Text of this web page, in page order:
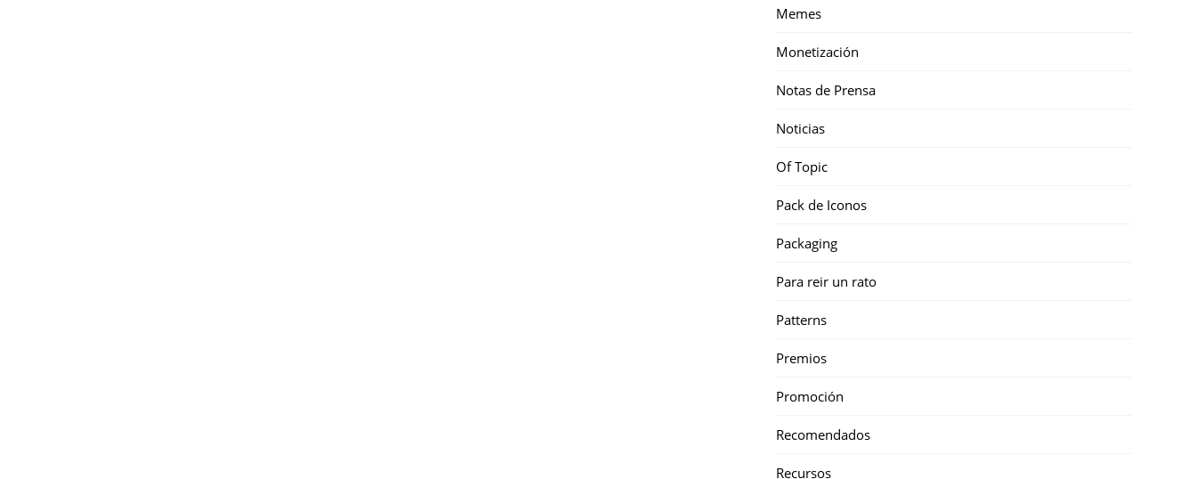
Memes
Monetización
Notas de Prensa
Noticias
Of Topic
Pack de Iconos
Packaging
Para reir un rato
Patterns
Premios
Promoción
Recomendados
Recursos